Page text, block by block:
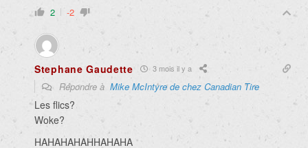
2 -2
Stephane Gaudette 3 mois il y a
Répondre à Mike McIntyre de chez Canadian Tire
Les flics?
Woke?
HAHAHAHAHHAHAHA